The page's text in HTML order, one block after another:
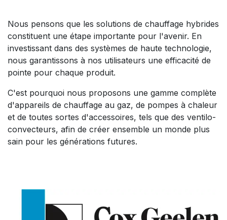
Nous pensons que les solutions de chauffage hybrides
constituent une étape importante pour l'avenir. En
investissant dans des systèmes de haute technologie,
nous garantissons à nos utilisateurs une efficacité de
pointe pour chaque produit.
C'est pourquoi nous proposons une gamme complète
d'appareils de chauffage au gaz, de pompes à chaleur
et de toutes sortes d'accessoires, tels que des ventilo-
convecteurs, afin de créer ensemble un monde plus
sain pour les générations futures.